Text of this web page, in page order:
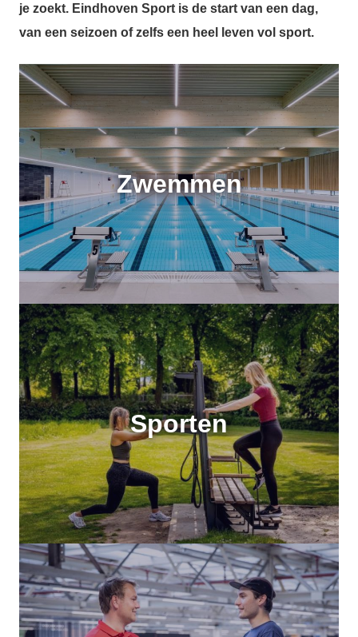
je zoekt. Eindhoven Sport is de start van een dag,
van een seizoen of zelfs een heel leven vol sport.
Zwemmen
Sporten